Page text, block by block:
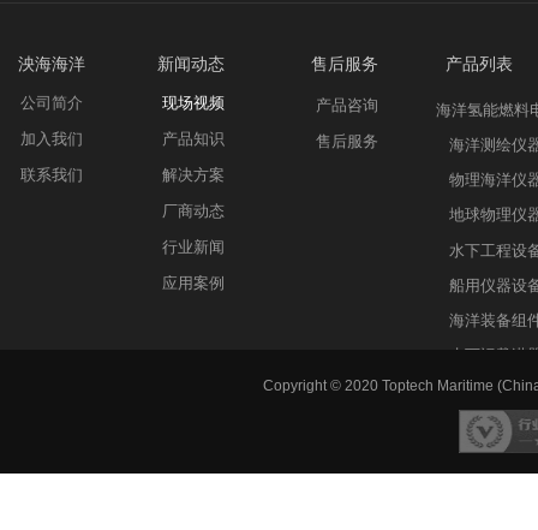
海洋氢能燃料
海洋测绘仪
物理海洋仪
地球物理仪
水下工程设
船用仪器设
海洋装备组
水下运载潜
产品咨询
售后服务
现场视频
产品知识
解决方案
厂商动态
行业新闻
应用案例
公司简介
加入我们
联系我们
泱海海洋 新闻动态 售后服务 产品列表
Copyright © 2020 Toptech Maritime